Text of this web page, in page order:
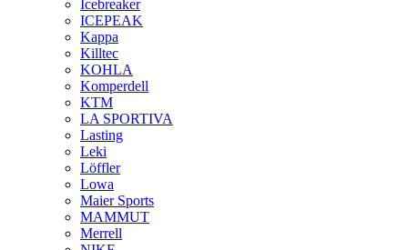
Icebreaker
ICEPEAK
Kappa
Killtec
KOHLA
Komperdell
KTM
LA SPORTIVA
Lasting
Leki
Löffler
Lowa
Maier Sports
MAMMUT
Merrell